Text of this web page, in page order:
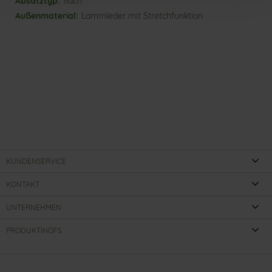
Lammleder mit Stretchfunktion
KUNDENSERVICE
KONTAKT
UNTERNEHMEN
PRODUKTINOFS